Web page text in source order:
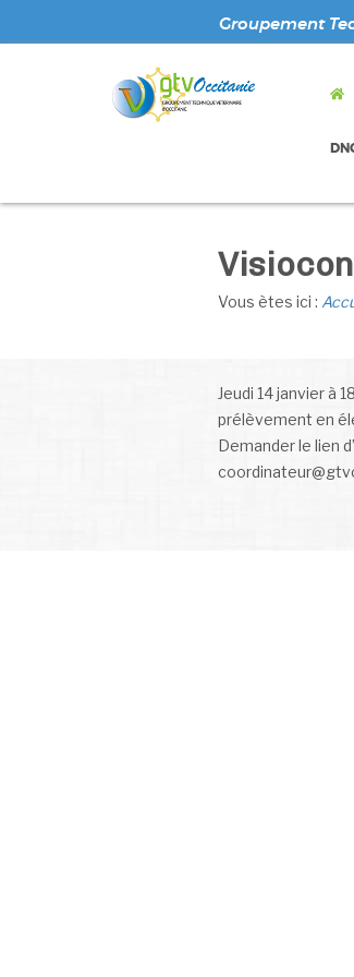
Groupement
Vous ètes ici :
Jeudi 14 janvier à
prélèvement en
Demander le lien